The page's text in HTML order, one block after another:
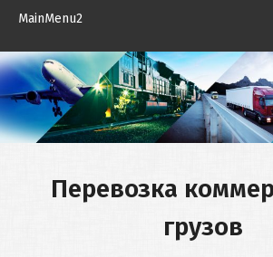
MainMenu2
хранение
Страхование
грузов
РУССКИЙ
Перевозка
грузов